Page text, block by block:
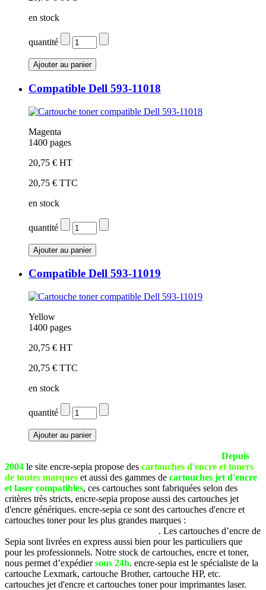
en stock
quantité
Compatible Dell 593-11018
Magenta
1400 pages
20,75 € HT
20,75 € TTC
en stock
quantité
Compatible Dell 593-11019
Yellow
1400 pages
20,75 € HT
20,75 € TTC
en stock
quantité
Depuis
2004 le site encre-sepia propose des cartouches d'encre et toners
de toutes marques et aussi des gammes de cartouches jet d'encre
et laser compatibles, ces cartouches sont fabriquées selon des
critères très stricts, encre-sepia propose aussi des cartouches jet
d'encre génériques. encre-sepia ce sont des cartouches d'encre et
cartouches toner pour les plus grandes marques :
. Les cartouches d’encre de
Sepia sont livrées en express aussi bien pour les particuliers que
pour les professionnels. Notre stock de cartouches, encre et toner,
nous permet d’expédiersous 24h. encre-sepia est le spécialiste de la
cartouche Lexmark, cartouche Brother, cartouche HP, etc.
cartouches jet d'encre et cartouches toner pour imprimantes laser.